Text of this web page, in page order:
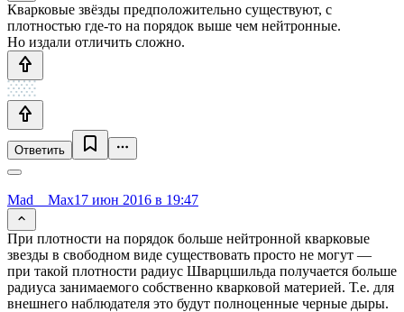
Кварковые звёзды предположительно существуют, с
плотностью где-то на порядок выше чем нейтронные.
Но издали отличить сложно.
Ответить
Mad__Max17 июн 2016 в 19:47
При плотности на порядок больше нейтронной кварковые
звезды в свободном виде существовать просто не могут —
при такой плотности радиус Шварцшильда получается больше
радиуса занимаемого собственно кварковой материей. Т.е. для
внешнего наблюдателя это будут полноценные черные дыры.